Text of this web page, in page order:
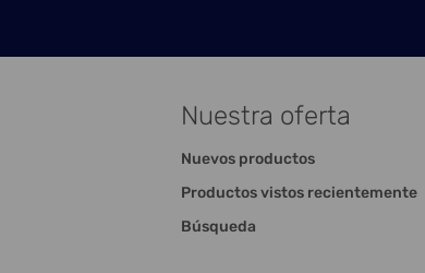
Nuestra oferta
Nuevos productos
Productos vistos recientemente
Búsqueda